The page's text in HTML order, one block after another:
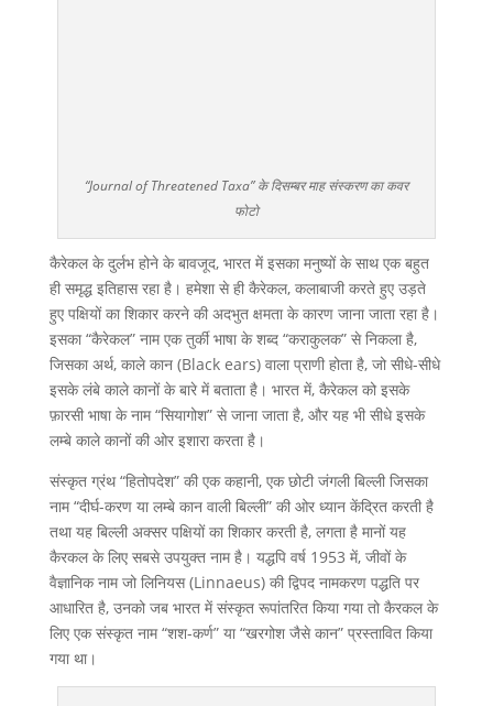
“Journal of Threatened Taxa” के दिसम्बर माह संस्करण का कवर
फोटो
कैरेकल के दुर्लभ होने के बावजूद, भारत में इसका मनुष्यों के साथ एक बहुत
ही समृद्ध इतिहास रहा है। हमेशा से ही कैरेकल, कलाबाजी करते हुए उड़ते
हुए पक्षियों का शिकार करने की अदभुत क्षमता के कारण जाना जाता रहा है।
इसका “कैरेकल” नाम एक तुर्की भाषा के शब्द “कराकुलक” से निकला है,
जिसका अर्थ, काले कान (Black ears) वाला प्राणी होता है, जो सीधे-सीधे
इसके लंबे काले कानों के बारे में बताता है। भारत में, कैरेकल को इसके
फ़ारसी भाषा के नाम “सियागोश” से जाना जाता है, और यह भी सीधे इसके
लम्बे काले कानों की ओर इशारा करता है।
संस्कृत ग्रंथ “हितोपदेश” की एक कहानी, एक छोटी जंगली बिल्ली जिसका
नाम “दीर्घ-करण या लम्बे कान वाली बिल्ली” की ओर ध्यान केंद्रित करती है
तथा यह बिल्ली अक्सर पक्षियों का शिकार करती है, लगता है मानों यह
कैरकल के लिए सबसे उपयुक्त नाम है। यद्धपि वर्ष 1953 में, जीवों के
वैज्ञानिक नाम जो लिनियस (Linnaeus) की द्विपद नामकरण पद्धति पर
आधारित है, उनको जब भारत में संस्कृत रूपांतरित किया गया तो कैरकल के
लिए एक संस्कृत नाम “शश-कर्ण” या “खरगोश जैसे कान” प्रस्तावित किया
गया था।